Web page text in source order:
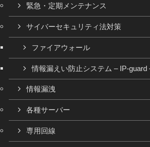
緊急・定期メンテナンス
サイバーセキュリティ法対策
ファイアウォール
情報漏えい防止システム – IP-guard
情報漏洩
各種サーバー
専用回線